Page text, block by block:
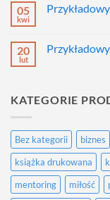
Przykładowy
05
kwi
Przykładowy
20
lut
wpis
KATEGORIE
Bez kategorii biznes
książka drukowana
mentoring
miłość